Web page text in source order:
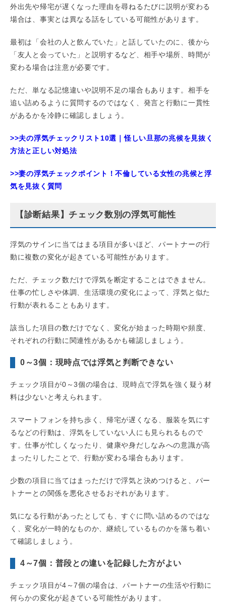
外出先や帰宅が遅くなった理由を尋ねるたびに説明が変わる
場合は、事実とは異なる話をしている可能性があります。
最初は「会社の人と飲んでいた」と話していたのに、後から
「友人と会っていた」と説明するなど、相手や場所、時間が
変わる場合は注意が必要です。
ただ、単なる記憶違いや説明不足の場合もあります。相手を
追い詰めるように質問するのではなく、発言と行動に一貫性
があるかを冷静に確認しましょう。
>>夫の浮気チェックリスト10選｜怪しい旦那の兆候を見抜く
方法と正しい対処法
>>妻の浮気チェックポイント！不倫している女性の兆候と浮
気を見抜く質問
【診断結果】チェック数別の浮気可能性
浮気のサインに当てはまる項目が多いほど、パートナーの行
動に複数の変化が起きている可能性があります。
ただ、チェック数だけで浮気を断定することはできません。
仕事の忙しさや体調、生活環境の変化によって、浮気と似た
行動が表れることもあります。
該当した項目の数だけでなく、変化が始まった時期や頻度、
それぞれの行動に関連性があるかも確認しましょう。
0～3個：現時点では浮気と判断できない
チェック項目が0～3個の場合は、現時点で浮気を強く疑う材
料は少ないと考えられます。
スマートフォンを持ち歩く、帰宅が遅くなる、服装を気にす
るなどの行動は、浮気をしていない人にも見られるもので
す。仕事が忙しくなったり、健康や身だしなみへの意識が高
まったりしたことで、行動が変わる場合もあります。
少数の項目に当てはまっただけで浮気と決めつけると、パー
トナーとの関係を悪化させるおそれがあります。
気になる行動があったとしても、すぐに問い詰めるのではな
く、変化が一時的なものか、継続しているものかを落ち着い
て確認しましょう。
4～7個：普段との違いを記録した方がよい
チェック項目が4～7個の場合は、パートナーの生活や行動に
何らかの変化が起きている可能性があります。